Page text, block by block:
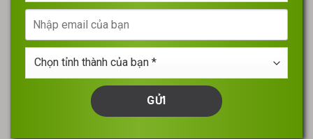
gian
tư
vấnemail
của
bạn
tỉnh